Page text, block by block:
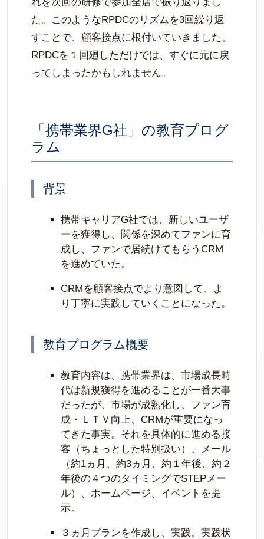
た。このようなRPDCのリズムを3回繰り返
すことで、顧客接点に根付いていきました。
RPDCを１回廻しただけでは、すぐに元に戻
ってしまったかもしれません。
「携帯業界G社」の教育プログ
ラム
背景
携帯キャリアG社では、新しいユーザ
ーを獲得し、関係を深めてファンに育
成し、ファンで居続けてもらうCRM
を進めていた。
CRMを顧客接点でより意図して、よ
り丁寧に実践していくことになった。
教育プログラム概要
教育内容は、携帯業界は、市場成長時
代は新規獲得を進めることが一番大事
だったが、市場が成熟化し、ファン育
成・ＬＴＶ向上、CRMが重要になっ
てきた事実。それを具体的に進める接
客（ちょっとした特別扱い）、メール
（約1ヵ月、約3ヵ月、約１年後、約２
年後の４つのタイミングでSTEPメー
ル）、ホームページ、イベントを提
示。
３ヵ月プランを作成し、実践。実践状